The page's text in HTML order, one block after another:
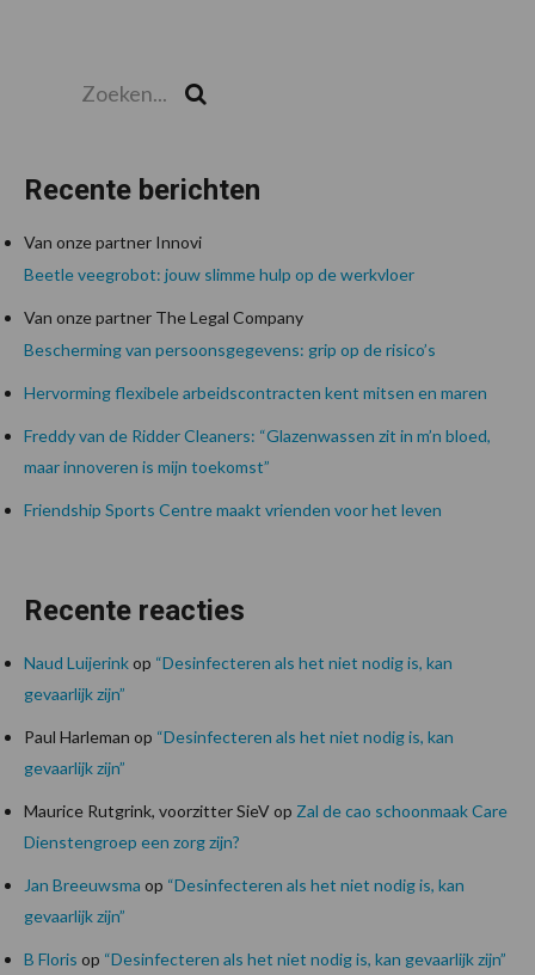
Recente berichten
Van onze partner Innovi
Beetle veegrobot: jouw slimme hulp op de werkvloer
Van onze partner The Legal Company
Bescherming van persoonsgegevens: grip op de risico’s
Hervorming flexibele arbeidscontracten kent mitsen en maren
Freddy van de Ridder Cleaners: “Glazenwassen zit in m’n bloed,
maar innoveren is mijn toekomst”
Friendship Sports Centre maakt vrienden voor het leven
Recente reacties
Naud Luijerinkop “Desinfecteren als het niet nodig is, kan
gevaarlijk zijn”
Paul Harleman op “Desinfecteren als het niet nodig is, kan
gevaarlijk zijn”
Maurice Rutgrink, voorzitter SieVop Zal de cao schoonmaak Care
Dienstengroep een zorg zijn?
Jan Breeuwsma op “Desinfecteren als het niet nodig is, kan
gevaarlijk zijn”
B Floris op “Desinfecteren als het niet nodig is, kan gevaarlijk zijn”